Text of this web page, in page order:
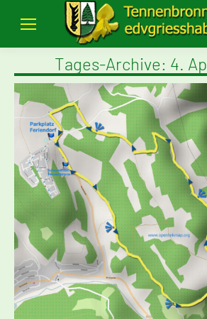
Tages-Archive: 4.